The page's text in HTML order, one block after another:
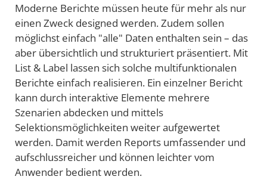
Moderne Berichte müssen heute für mehr als nur
einen Zweck designed werden. Zudem sollen
möglichst einfach "alle" Daten enthalten sein – das
aber übersichtlich und strukturiert präsentiert. Mit
List & Label lassen sich solche multifunktionalen
Berichte einfach realisieren. Ein einzelner Bericht
kann durch interaktive Elemente mehrere
Szenarien abdecken und mittels
Selektionsmöglichkeiten weiter aufgewertet
werden. Damit werden Reports umfassender und
aufschlussreicher und können leichter vom
Anwender bedient werden.